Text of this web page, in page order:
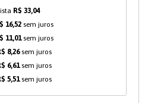
R$ 33,04
16,52 sem juros
11,01sem juros
8,26sem juros
6,61sem juros
5,51sem juros